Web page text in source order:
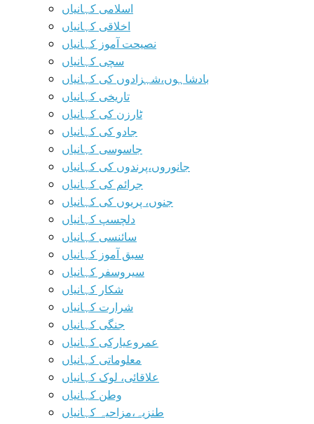
اسلامی کہانیاں
اخلاقی کہانیاں
نصیحت آموز کہانیاں
سچی کہانیاں
بادشاہوں،شہزادوں کی کہانیاں
تاریخی کہانیاں
ٹارزن کی کہانیاں
جادو کی کہانیاں
جاسوسی کہانیاں
جانوروں،پرندوں کی کہانیاں
جرائم کی کہانیاں
جنوں، پریوں کی کہانیاں
دلچسپ کہانیاں
سائنسی کہانیاں
سبق آموز کہانیاں
سیروسفر کہانیاں
شکار کہانیاں
شرارت کہانیاں
جنگی کہانیاں
عمروعیارکی کہانیاں
معلوماتی کہانیاں
علاقائی، لوک کہانیاں
وطن کہانیاں
طنزیہ،مزاحیہ کہانیاں